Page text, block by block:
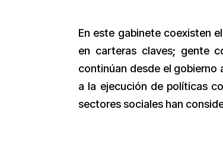
En este gabinete coexisten
en carteras claves; gente
continúan desde el gobierno
a la ejecución de políticas
sectores sociales han